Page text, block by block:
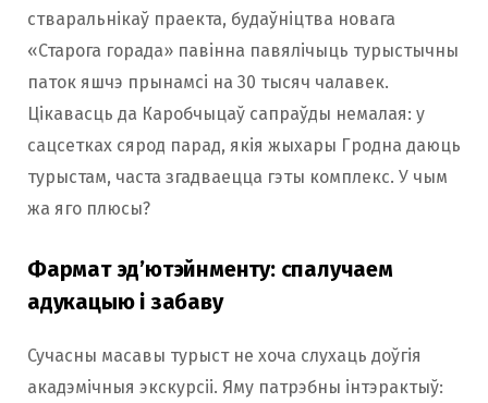
стваральнікаў праекта, будаўніцтва новага
«Старога горада» павінна павялічыць турыстычны
паток яшчэ прынамсі на 30 тысяч чалавек.
Цікавасць да Каробчыцаў сапраўды немалая: у
сацсетках сярод парад, якія жыхары Гродна даюць
турыстам, часта згадваецца гэты комплекс. У чым
жа яго плюсы?
Фармат эд’ютэйнменту: спалучаем
адукацыю і забаву
Сучасны масавы турыст не хоча слухаць доўгія
акадэмічныя экскурсіі. Яму патрэбны інтэрактыў: